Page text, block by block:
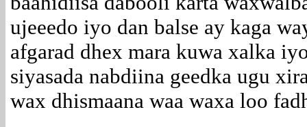
ujeeedo iyo dan balse ay kaga
afgarad dhex mara kuwa xalka
siyasada nabdiina geedka ugu
wax dhismaana waa waxa loo